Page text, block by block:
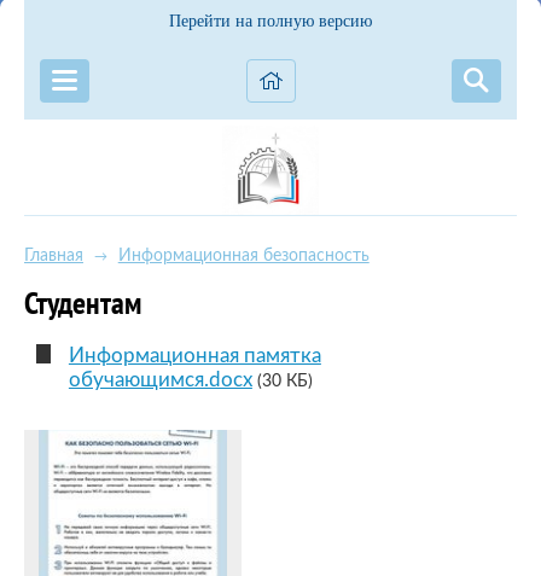
Перейти на полную версию
Главная → Информационная безопасность
Студентам
Информационная памятка
обучающимся.docx (30 КБ)